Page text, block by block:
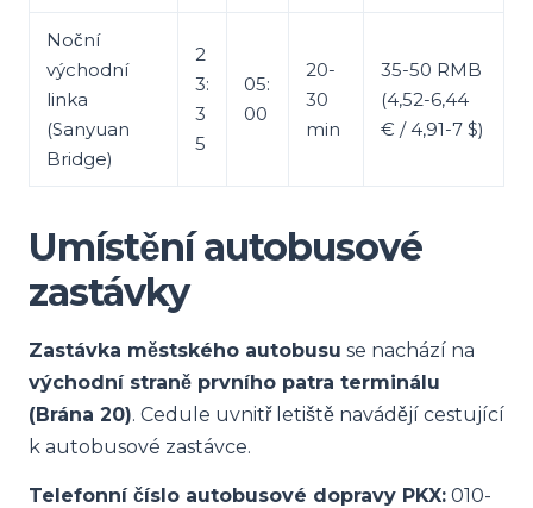
Noční
východní
linka
(Sanyuan
Bridge)
2
3:
3
5
05:
00
20-
30
min
35-50 RMB
(4,52-6,44
€ / 4,91-7 $)
Umístění autobusové
zastávky
Zastávka městského autobusu se nachází na
východní straně prvního patra terminálu
(Brána 20). Cedule uvnitř letiště navádějí cestující
k autobusové zastávce.
Telefonní číslo autobusové dopravy PKX: 010-